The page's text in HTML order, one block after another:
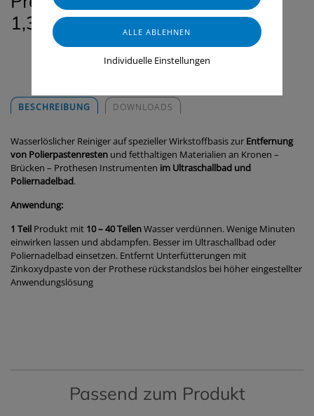
1,30 € Verdünnung (1:20)
BESCHREIBUNG DOWNLOADS
Wasserlöslicher Reiniger auf spezieller Wirkstoffbasis zur Entfernung
von Polierpastenresten und fetthaltigen Materialien an Kronen –
Brücken – Prothesen Instrumenten im Ultraschallbad und
Poliernadelbad.
Anwendung:
1 Teil Produkt mit 10 – 40 TeilenWasser verdünnen. Wenige Minuten
einwirken lassen und abdampfen. Besser im Ultraschallbad oder
Poliernadelbad einsetzen. Entfernt Unterfütterungen mit
Zinkoxydpaste von der Prothese rückstandslos bei höher eingestellter
Anwendungslösung
Passend zum Produkt
Individuelle Einstellungen